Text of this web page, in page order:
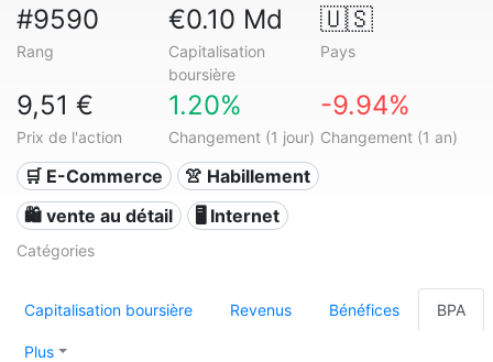
#9590
Rang
€0.10 Md
Capitalisation
boursière
🇺🇸
Pays
9,51 €
Prix de l'action
1.20%
Changement (1 jour)
-9.94%
Changement (1 an)
🛒 E-Commerce
👚 Habillement
🛍️ vente au détail
🖥️ Internet
Catégories
Capitalisation boursière Revenus Bénéfices BPA
Plus